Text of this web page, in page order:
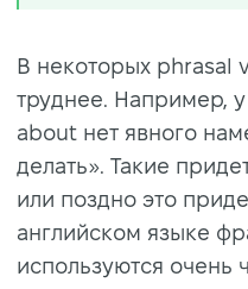
В некоторых phrasal
труднее. Например,
about нет явного
делать». Такие
или поздно это
английском языке
используются очень